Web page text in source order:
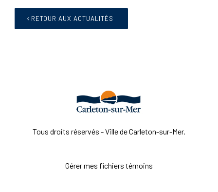
RETOUR AUX ACTUALITÉS
Tous droits réservés - Ville de Carleton-sur-Mer.
Gérer mes fichiers témoins